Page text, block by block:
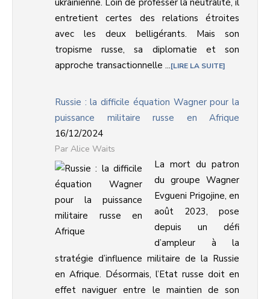
ukrainienne. Loin de professer la neutralité, il
entretient certes des relations étroites
avec les deux belligérants. Mais son
tropisme russe, sa diplomatie et son
approche transactionnelle ... LIRE LA SUITE
Russie : la difficile équation Wagner pour la
puissance militaire russe en Afrique
16/12/2024
Alice Waits
La mort du patron
du groupe Wagner
Evgueni Prigojine, en
août 2023, pose
depuis un défi
d’ampleur à la
stratégie d’influence militaire de la Russie
en Afrique. Désormais, l’Etat russe doit en
effet naviguer entre le maintien de son